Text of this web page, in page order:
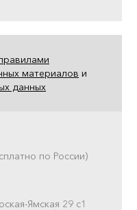
материалов и
данных
по России)
Ямская 29 с1